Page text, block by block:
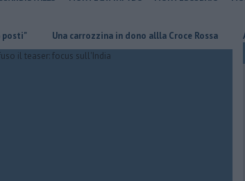
Una carrozzina in dono allla Croce Rossa Al